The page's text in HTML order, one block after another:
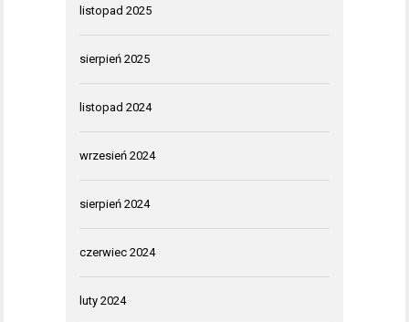
listopad 2025
sierpień 2025
listopad 2024
wrzesień 2024
sierpień 2024
czerwiec 2024
luty 2024